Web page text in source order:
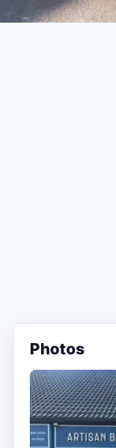
Photos